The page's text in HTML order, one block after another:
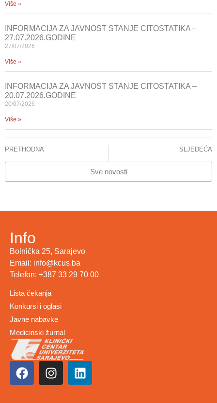
Više »
INFORMACIJA ZA JAVNOST STANJE CITOSTATIKA –
27.07.2026.GODINE
27/07/2026
Više »
INFORMACIJA ZA JAVNOST STANJE CITOSTATIKA –
20.07.2026.GODINE
20/07/2026
Više »
PRETHODNA SLJEDEĆA
Sve novosti
Info
Bolnička 25, Sarajevo
Email: info@kcus.ba
Telefon: +387 33 29 70 00
Lista čekanja
Konkursi i oglasi
Javne nabavke
Medicinski žurnal